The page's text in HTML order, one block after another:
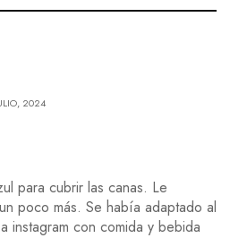
2024
para cubrir las canas. Le
poco más. Se había adaptado al
instagram con comida y bebida